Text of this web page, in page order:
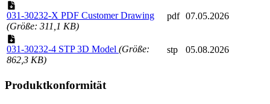
031-30232-X PDF Customer Drawing
(Größe: 311,1 KB)
pdf 07.05.2026
031-30232-4 STP 3D Model (Größe:
862,3 KB)
stp 05.08.2026
Produktkonformität